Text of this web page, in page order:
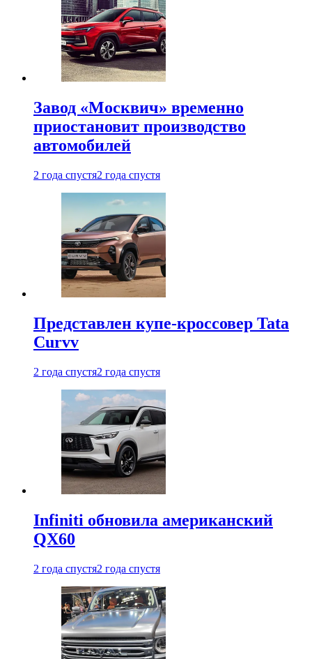
Завод «Москвич» временно
приостановит производство
автомобилей
2 года спустя2 года спустя
Представлен купе-кроссовер Tata
Curvv
2 года спустя2 года спустя
Infiniti обновила американский
QX60
2 года спустя2 года спустя